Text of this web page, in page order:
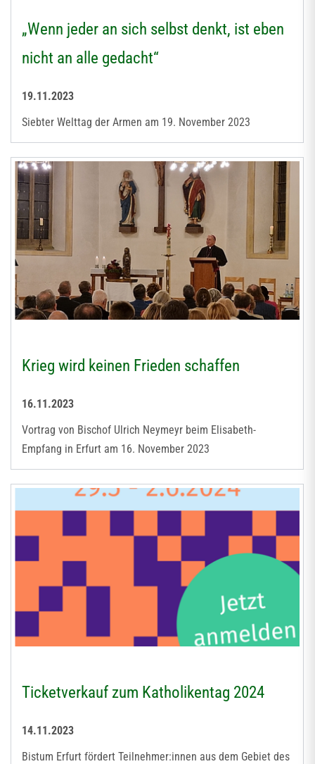
„Wenn jeder an sich selbst denkt, ist eben
nicht an alle gedacht“
19.11.2023
Siebter Welttag der Armen am 19. November 2023
Krieg wird keinen Frieden schaffen
16.11.2023
Vortrag von Bischof Ulrich Neymeyr beim Elisabeth-
Empfang in Erfurt am 16. November 2023
Ticketverkauf zum Katholikentag 2024
14.11.2023
Bistum Erfurt fördert Teilnehmer:innen aus dem Gebiet des